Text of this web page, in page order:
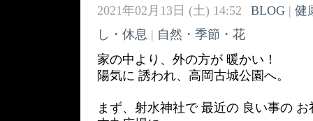
2021年02月13日 (土) 14:52 BLOG| 健
し・休息 | 自然・季節・花
家の中より、外の方が 暖かい！
陽気に 誘われ、高岡古城公園へ。
まず、射水神社で 最近の 良い事の